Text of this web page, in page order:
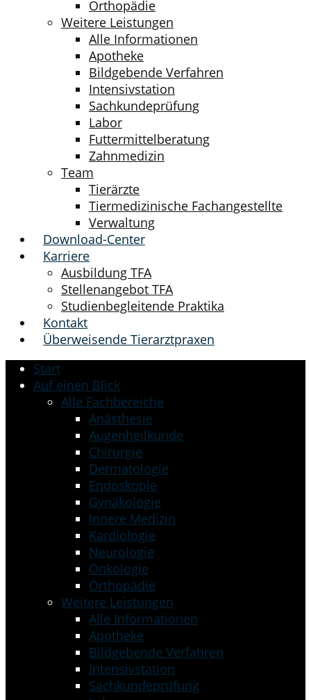
Orthopädie
Weitere Leistungen
Alle Informationen
Apotheke
Bildgebende Verfahren
Intensivstation
Sachkundeprüfung
Labor
Futtermittelberatung
Zahnmedizin
Team
Tierärzte
Tiermedizinische Fachangestellte
Verwaltung
Download-Center
Karriere
Ausbildung TFA
Stellenangebot TFA
Studienbegleitende Praktika
Kontakt
Überweisende Tierarztpraxen
Start
Auf einen Blick
Alle Fachbereiche
Anästhesie
Augenheilkunde
Chirurgie
Dermatologie
Endoskopie
Gynäkologie
Innere Medizin
Kardiologie
Neurologie
Onkologie
Orthopädie
Weitere Leistungen
Alle Informationen
Apotheke
Bildgebende Verfahren
Intensivstation
Sachkundeprüfung